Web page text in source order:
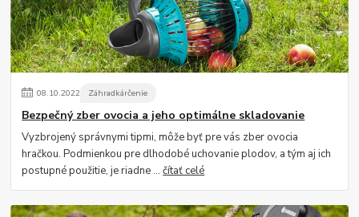
08.10.2022 Záhradkárčenie
Bezpečný zber ovocia a jeho optimálne skladovanie
Vyzbrojený správnymi tipmi, môže byť pre vás zber ovocia
hračkou. Podmienkou pre dlhodobé uchovanie plodov, a tým aj ich
postupné použitie, je riadne ...čítať celé